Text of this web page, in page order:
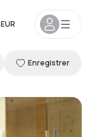
EUR
Enregistrer